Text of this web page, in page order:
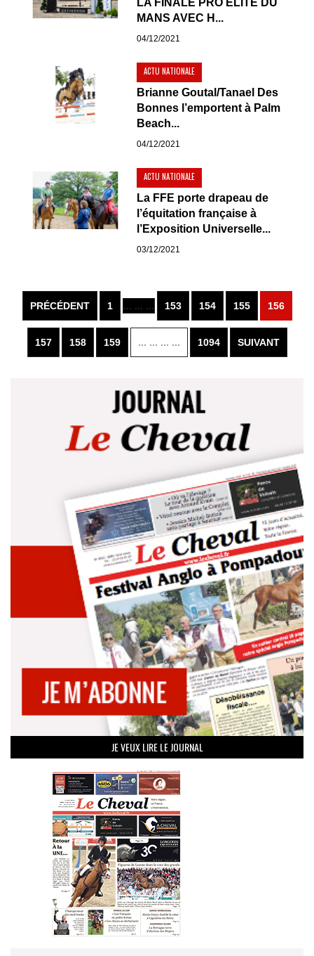
LA FINALE PRO ÉLITE DU
MANS AVEC H...
04/12/2021
ACTU NATIONALE
Brianne Goutal/Tanael Des
Bonnes l’emportent à Palm
Beach...
04/12/2021
ACTU NATIONALE
La FFE porte drapeau de
l’équitation française à
l’Exposition Universelle...
03/12/2021
PRÉCÉDENT 1 ... ... ... 153 154 155 156
157 158 159 ... ... ... ... 1094 SUIVANT
JE VEUX LIRE LE JOURNAL